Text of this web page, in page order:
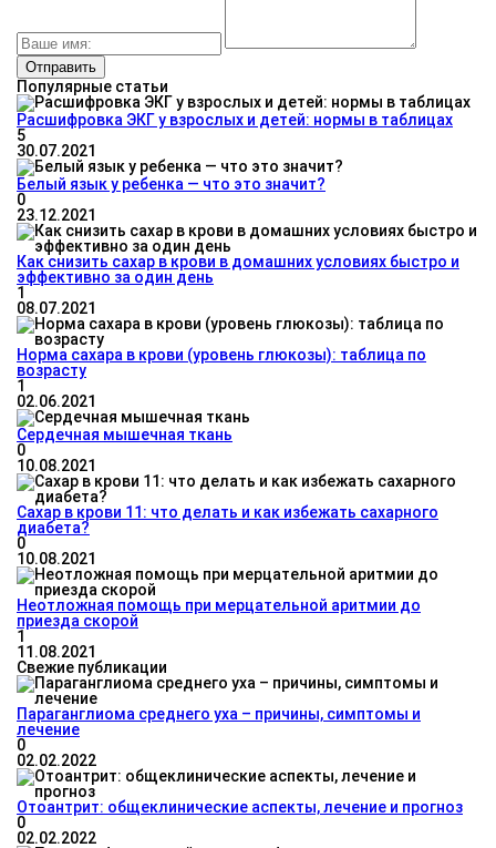
Популярные статьи
Расшифровка ЭКГ у взрослых и детей: нормы в таблицах
5
30.07.2021
Белый язык у ребенка — что это значит?
0
23.12.2021
Как снизить сахар в крови в домашних условиях быстро и
эффективно за один день
1
08.07.2021
Норма сахара в крови (уровень глюкозы): таблица по
возрасту
1
02.06.2021
Сердечная мышечная ткань
0
10.08.2021
Сахар в крови 11: что делать и как избежать сахарного
диабета?
0
10.08.2021
Неотложная помощь при мерцательной аритмии до
приезда скорой
1
11.08.2021
Свежие публикации
Параганглиома среднего уха – причины, симптомы и
лечение
0
02.02.2022
Отоантрит: общеклинические аспекты, лечение и прогноз
0
02.02.2022